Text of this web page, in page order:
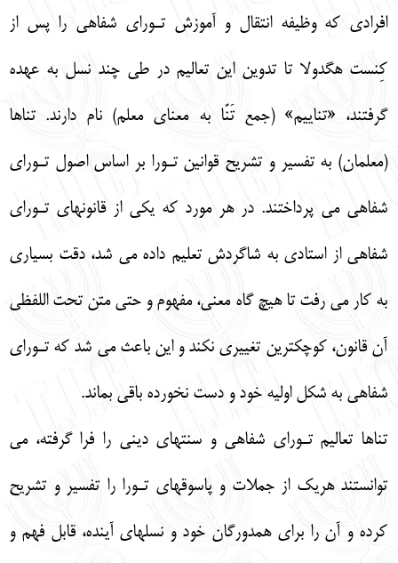
افرادي كه وظيفه انتقال و آموزش تـوراي شفاهي را پس از
كِنست هگدولا تا تدوين اين تعاليم در طي چند نسل به عهده
گرفتند، «تناييم» (جمع تَنّا به معناي معلم) نام دارند. تناها
(معلمان) به تفسير و تشريح قوانين تـورا بر اساس اصول تـوراي
شفاهي مي پرداختند. در هر مورد كه يكي از قانونهاي تـوراي
شفاهي از استادي به شاگردش تعليم داده مي شد، دقت بسياري
به كار مي رفت تا هيچ گاه معني، مفهوم و حتي متن تحت اللفظي
آن قانون، كوچكترين تغييري نكند و اين باعث مي شد كه تـوراي
شفاهي به شكل اوليه خود و دست نخورده باقي بماند.
تناها تعاليم تـوراي شفاهي و سنتهاي ديني را فرا گرفته، مي
توانستند هريك از جملات و پاسوقهاي تـورا را تفسير و تشريح
كرده و آن را براي همدورگان خود و نسلهاي آينده، قابل فهم و